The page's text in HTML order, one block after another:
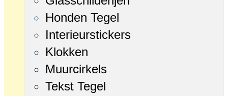
Honden Tegel
Interieurstickers
Klokken
Muurcirkels
Tekst Tegel